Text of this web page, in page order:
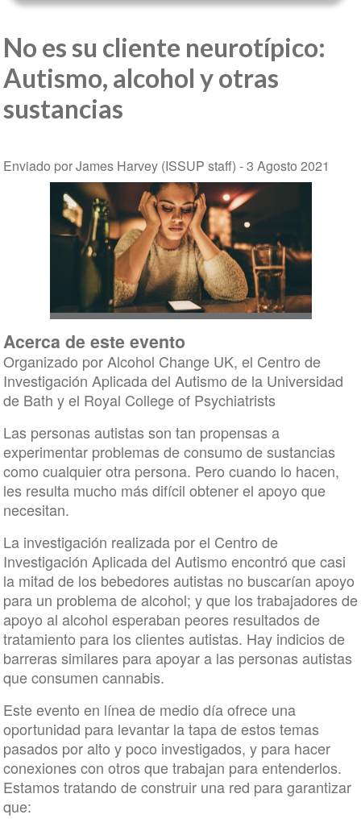
No es su cliente neurotípico:
Autismo, alcohol y otras
sustancias
Enviado por James Harvey (ISSUP staff) -3 Agosto 2021
Acerca de este evento
Organizado por Alcohol Change UK, el Centro de
Investigación Aplicada del Autismo de la Universidad
de Bath y el Royal College of Psychiatrists
Las personas autistas son tan propensas a
experimentar problemas de consumo de sustancias
como cualquier otra persona. Pero cuando lo hacen,
les resulta mucho más difícil obtener el apoyo que
necesitan.
La investigación realizada por el Centro de
Investigación Aplicada del Autismo encontró que casi
la mitad de los bebedores autistas no buscarían apoyo
para un problema de alcohol; y que los trabajadores de
apoyo al alcohol esperaban peores resultados de
tratamiento para los clientes autistas. Hay indicios de
barreras similares para apoyar a las personas autistas
que consumen cannabis.
Este evento en línea de medio día ofrece una
oportunidad para levantar la tapa de estos temas
pasados por alto y poco investigados, y para hacer
conexiones con otros que trabajan para entenderlos.
Estamos tratando de construir una red para garantizar
que: